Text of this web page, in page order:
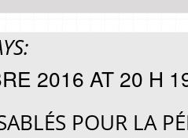
2016 AT 20 H
POUR LA